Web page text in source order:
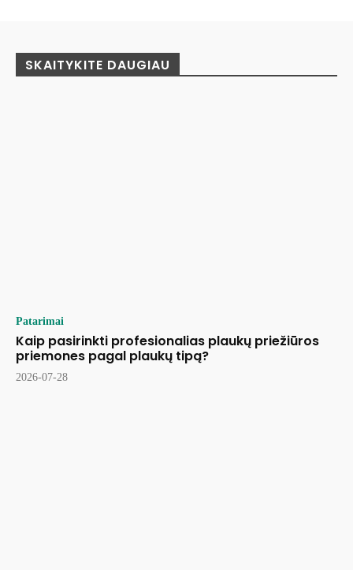
SKAITYKITE DAUGIAU
Patarimai
Kaip pasirinkti profesionalias plaukų priežiūros
priemones pagal plaukų tipą?
2026-07-28